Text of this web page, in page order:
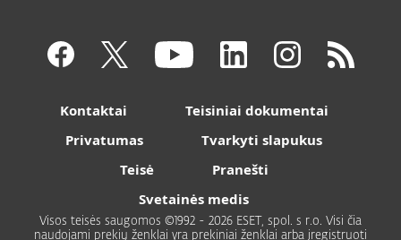
Kontaktai
Teisiniai dokumentai
Privatumas
Tvarkyti slapukus
Teisė
Pranešti
Svetainės medis
Visos teisės saugomos ©1992 - 2026 ESET, spol. s r.o. Visi čia
naudojami prekių ženklai yra prekiniai ženklai arba įregistruoti